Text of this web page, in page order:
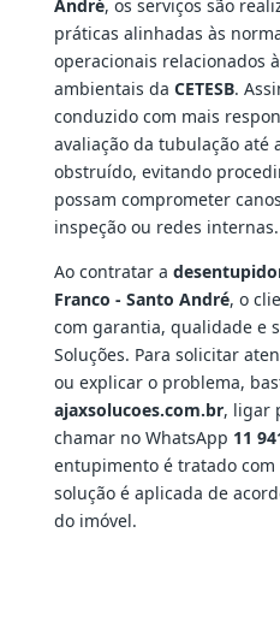
André, os serviços são
práticas alinhadas às
operacionais relacionados à
ambientais da CETESB.
conduzido com mais
avaliação da tubulação até
obstruído, evitando
possam comprometer
inspeção ou redes internas.
Ao contratar a
Franco - Santo André, o
com garantia, qualidade e
Soluções. Para solicitar
ou explicar o problema,
ajaxsolucoes.com.br, ligar
chamar no WhatsApp 11
entupimento é tratado com
solução é aplicada de
do imóvel.